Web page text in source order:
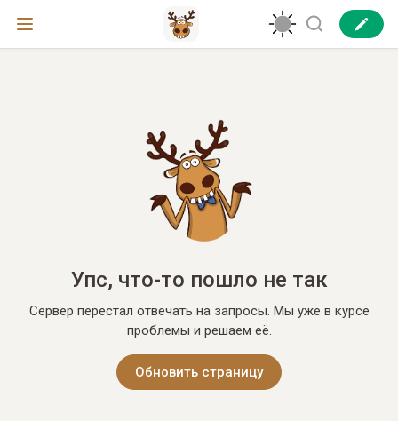
Упс, что-то пошло не так
Сервер перестал отвечать на запросы. Мы уже в курсе
проблемы и решаем её.
Обновить страницу